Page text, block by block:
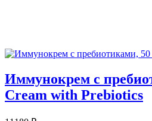
Иммунокрем с
Cream with Prebiotics